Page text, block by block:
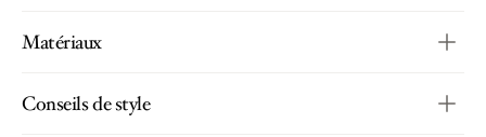
Matériaux
Conseils de style